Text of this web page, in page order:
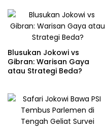
Blusukan Jokowi vs
Gibran: Warisan Gaya
atau Strategi Beda?